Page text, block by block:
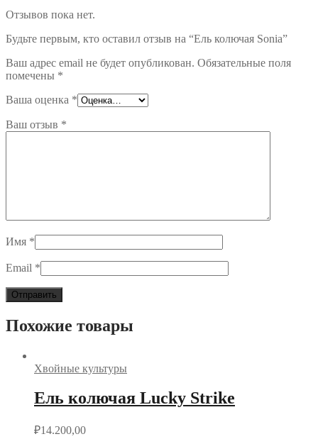
Отзывов пока нет.
Будьте первым, кто оставил отзыв на “Ель колючая Sonia”
Ваш адрес email не будет опубликован. Обязательные поля
помечены *
Ваша оценка *
Ваш отзыв *
Имя *
Email *
Похожие товары
Хвойные культуры
Ель колючая Lucky Strike
₽14.200,00